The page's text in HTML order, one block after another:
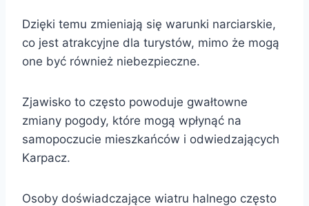
Dzięki temu zmieniają się warunki narciarskie,
co jest atrakcyjne dla turystów, mimo że mogą
one być również niebezpieczne.
Zjawisko to często powoduje gwałtowne
zmiany pogody, które mogą wpłynąć na
samopoczucie mieszkańców i odwiedzających
Karpacz.
Osoby doświadczające wiatru halnego często